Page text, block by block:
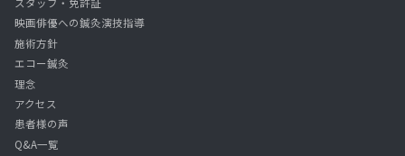
映画俳優への鍼灸演技指導
施術方針
エコー鍼灸
理念
アクセス
患者様の声
Q&A一覧